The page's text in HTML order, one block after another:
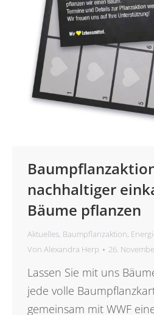
nachhaltiger
Bäume pflanzen
Aktuelles, Baumpflanzaktion,
Von Alexandra Herp 26.
Lassen Sie mit uns
jede volle
gemeinsam mit WWF